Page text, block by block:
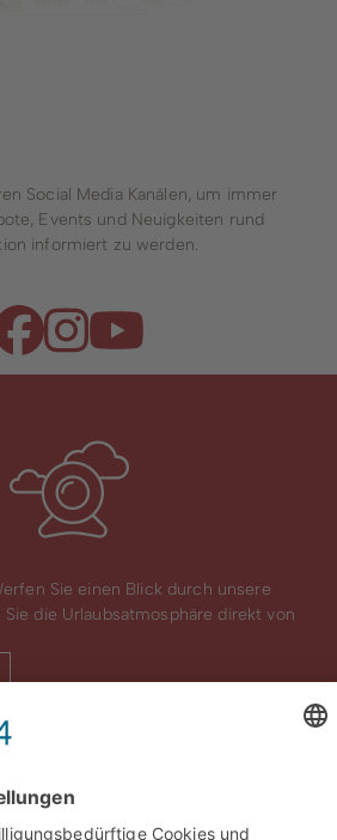
Social Media Kanälen, um immer
Events und Neuigkeiten rund
informiert zu werden.
Sie einen Blick durch unsere
die Urlaubsatmosphäre direkt von